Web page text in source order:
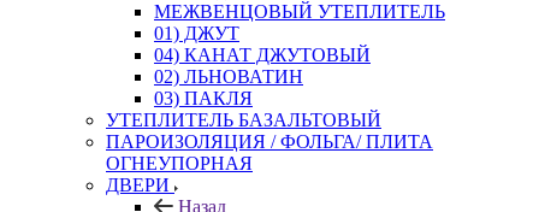
МЕЖВЕНЦОВЫЙ УТЕПЛИТЕЛЬ
01) ДЖУТ
04) КАНАТ ДЖУТОВЫЙ
02) ЛЬНОВАТИН
03) ПАКЛЯ
УТЕПЛИТЕЛЬ БАЗАЛЬТОВЫЙ
ПАРОИЗОЛЯЦИЯ / ФОЛЬГА/ ПЛИТА
ОГНЕУПОРНАЯ
ДВЕРИ
Назад